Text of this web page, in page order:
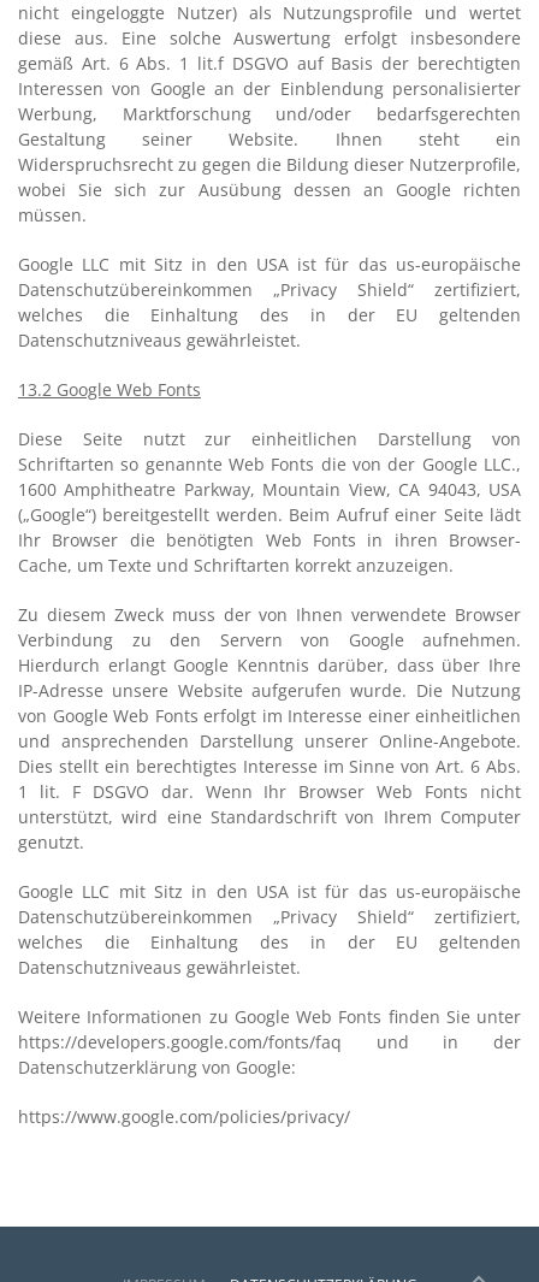
nicht eingeloggte Nutzer) als Nutzungsprofile und wertet
diese aus. Eine solche Auswertung erfolgt insbesondere
gemäß Art. 6 Abs. 1 lit.f DSGVO auf Basis der berechtigten
Interessen von Google an der Einblendung personalisierter
Werbung, Marktforschung und/oder bedarfsgerechten
Gestaltung seiner Website. Ihnen steht ein
Widerspruchsrecht zu gegen die Bildung dieser Nutzerprofile,
wobei Sie sich zur Ausübung dessen an Google richten
müssen.
Google LLC mit Sitz in den USA ist für das us-europäische
Datenschutzübereinkommen „Privacy Shield“ zertifiziert,
welches die Einhaltung des in der EU geltenden
Datenschutzniveaus gewährleistet.
13.2 Google Web Fonts
Diese Seite nutzt zur einheitlichen Darstellung von
Schriftarten so genannte Web Fonts die von der Google LLC.,
1600 Amphitheatre Parkway, Mountain View, CA 94043, USA
(„Google“) bereitgestellt werden. Beim Aufruf einer Seite lädt
Ihr Browser die benötigten Web Fonts in ihren Browser-
Cache, um Texte und Schriftarten korrekt anzuzeigen.
Zu diesem Zweck muss der von Ihnen verwendete Browser
Verbindung zu den Servern von Google aufnehmen.
Hierdurch erlangt Google Kenntnis darüber, dass über Ihre
IP-Adresse unsere Website aufgerufen wurde. Die Nutzung
von Google Web Fonts erfolgt im Interesse einer einheitlichen
und ansprechenden Darstellung unserer Online-Angebote.
Dies stellt ein berechtigtes Interesse im Sinne von Art. 6 Abs.
1 lit. F DSGVO dar. Wenn Ihr Browser Web Fonts nicht
unterstützt, wird eine Standardschrift von Ihrem Computer
genutzt.
Google LLC mit Sitz in den USA ist für das us-europäische
Datenschutzübereinkommen „Privacy Shield“ zertifiziert,
welches die Einhaltung des in der EU geltenden
Datenschutzniveaus gewährleistet.
Weitere Informationen zu Google Web Fonts finden Sie unter
https://developers.google.com/fonts/faq und in der
Datenschutzerklärung von Google:
https://www.google.com/policies/privacy/